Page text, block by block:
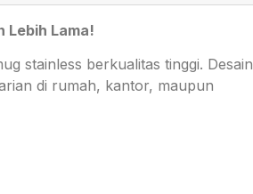
Lebih Lama!
stainless berkualitas tinggi. Desain
di rumah, kantor, maupun